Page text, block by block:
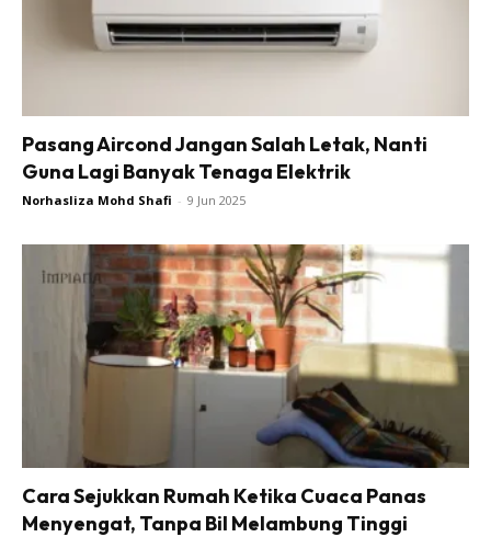
Pasang Aircond Jangan Salah Letak, Nanti
Guna Lagi Banyak Tenaga Elektrik
Norhasliza Mohd Shafi - 9 Jun 2025
Cara Sejukkan Rumah Ketika Cuaca Panas
Menyengat, Tanpa Bil Melambung Tinggi